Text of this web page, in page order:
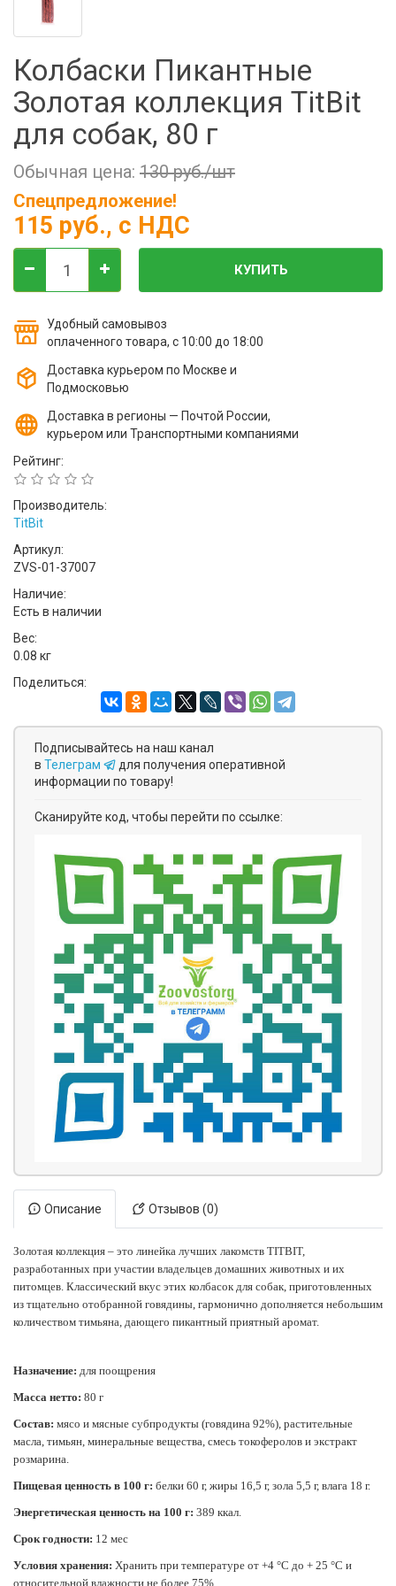
Фильтры молочные
Электронная маркировка коров
Держатели лизунцов
Колбаски Пикантные
Золотая коллекция TitBit
для собак, 80 г
Обычная цена: 130 руб./шт
Спецпредложение!
115 руб., с НДС
КУПИТЬ
Удобный самовывоз
оплаченного товара, с 10:00 до 18:00
Доставка курьером по Москве и
Подмосковью
Доставка в регионы — Почтой России,
курьером или Транспортными компаниями
Рейтинг:
Производитель:
TitBit
Артикул:
ZVS-01-37007
Наличие:
Есть в наличии
Вес:
0.08 кг
Поделиться:
Подписывайтесь на наш канал
в Телеграм
для получения оперативной
информации по товару!
Сканируйте код, чтобы перейти по ссылке:
Описание Отзывов (0)
Золотая коллекция – это линейка лучших лакомств TITBIT,
разработанных при участии владельцев домашних животных и их
питомцев. Классический вкус этих колбасок для собак, приготовленных
из тщательно отобранной говядины, гармонично дополняется небольшим
количеством тимьяна, дающего пикантный приятный аромат.
Назначение: для поощрения
Масса нетто: 80 г
Состав: мясо и мясные субпродукты (говядина 92%), растительные
масла, тимьян, минеральные вещества, смесь токоферолов и экстракт
розмарина.
Пищевая ценность в 100 г: белки 60 г, жиры 16,5 г, зола 5,5 г, влага 18 г.
Энергетическая ценность на 100 г: 389 ккал.
Срок годности: 12 мес
Условия хранения: Хранить при температуре от +4 °С до + 25 °С и
относительной влажности не более 75%